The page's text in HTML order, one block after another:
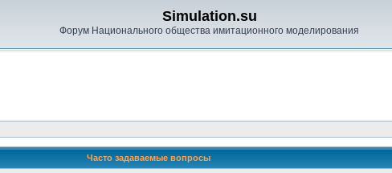
Simulation.su
Форум Национального общества имитационного моделирования
Часто задаваемые вопросы